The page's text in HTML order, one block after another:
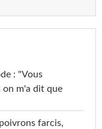
: "Vous
on m'a dit que
farcis,